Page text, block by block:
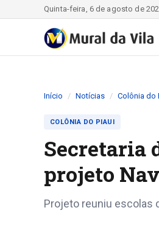
Quinta-feira, 6 de agosto de
Início Notícias Colônia do
COLÔNIA DO PIAUI
Secretaria
projeto
Projeto reuniu escolas